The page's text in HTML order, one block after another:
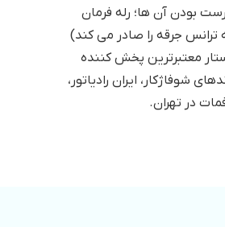
بودن آن ها؛ رله فرمان
ترانس جرقه را صادر می کند)
معتبرترین پخش کننده
شوفاژکار، ایران رادیاتور،
در تهران.